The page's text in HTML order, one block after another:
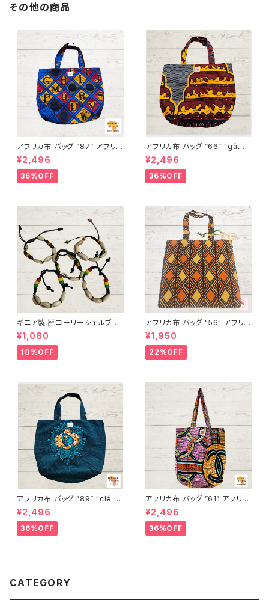
その他の商品
アフリカ布 バッグ ”87” アフリカ
ンプリント パーニュ カンガ キテ
ンゲ トートバッグ エコバッグ ギ
ニア フェアトレード INUWALIA
FRICA
¥2,496
36%OFF
アフリカ布 バッグ ”66” "gâtea
u d’anniversaire“ アフリカン
プリント パーニュ カンガ キテン
ゲ トートバッグ エコバッグ ギニ
ア フェアトレード INUWALIAF
¥2,496
36%OFF
ギニア製 コーリーシェルブレ
スレット
¥1,080
10%OFF
アフリカ布 バッグ "56" アフリカ
ンプリント パーニュ カンガ キテ
ンゲ トートバッグ エコバッグ ギ
ニア フェアトレード INUWALIA
FRICA
¥1,950
22%OFF
アフリカ布 バッグ ”89” "clé "
アフリカンプリント パーニュ カ
ンガ キテンゲ トートバッグ エコ
バッグ ギニア フェアトレード IN
UWALIAFRICA
¥2,496
36%OFF
アフリカ布 バッグ ”61” アフリカ
ンプリント パーニュ カンガ キテ
ンゲ トートバッグ エコバッグ ギ
ニア フェアトレード INUWALIA
FRICA
¥2,496
36%OFF
CATEGORY